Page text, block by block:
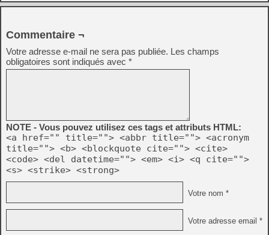
Commentaire ¬
Votre adresse e-mail ne sera pas publiée. Les champs
obligatoires sont indiqués avec *
NOTE - Vous pouvez utilisez ces tags et attributs HTML:
<a href="" title=""> <abbr title=""> <acronym
title=""> <b> <blockquote cite=""> <cite>
<code> <del datetime=""> <em> <i> <q cite="">
<s> <strike> <strong>
Votre nom *
Votre adresse email *